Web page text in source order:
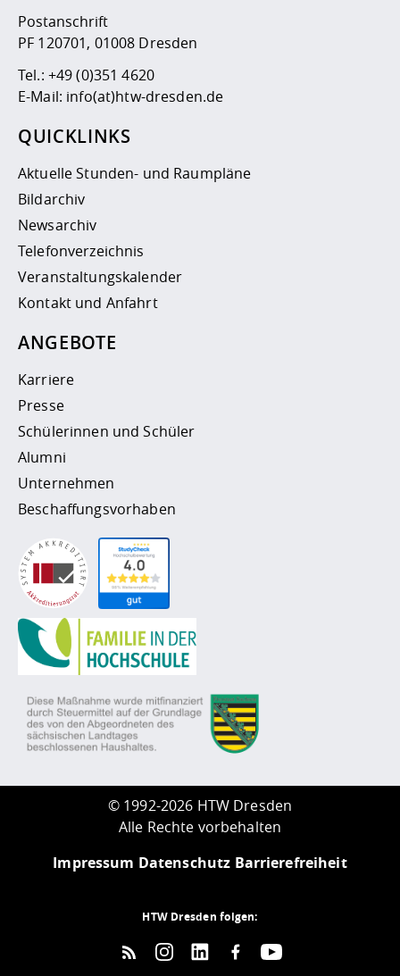
Postanschrift
PF 120701, 01008 Dresden
Tel.: +49 (0)351 4620
E-Mail: info(at)htw-dresden.de
QUICKLINKS
Aktuelle Stunden- und Raumpläne
Bildarchiv
Newsarchiv
Telefonverzeichnis
Veranstaltungskalender
Kontakt und Anfahrt
ANGEBOTE
Karriere
Presse
Schülerinnen und Schüler
Alumni
Unternehmen
Beschaffungsvorhaben
© 1992-2026 HTW Dresden
Alle Rechte vorbehalten
Impressum Datenschutz Barrierefreiheit
HTW Dresden folgen: